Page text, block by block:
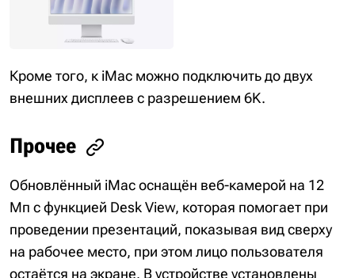
Кроме того, к iMac можно подключить до двух
внешних дисплеев с разрешением 6K.
Прочее
Обновлённый iMac оснащён веб-камерой на 12
Мп с функцией Desk View, которая помогает при
проведении презентаций, показывая вид сверху
на рабочее место, при этом лицо пользователя
остаётся на экране. В устройстве установлены